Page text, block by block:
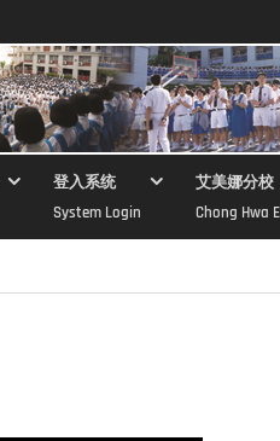
登入系统
System Login
艾美娜分校
Chong Hwa